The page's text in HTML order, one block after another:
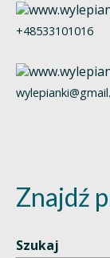
+48533101016
Znajdź
Szukaj